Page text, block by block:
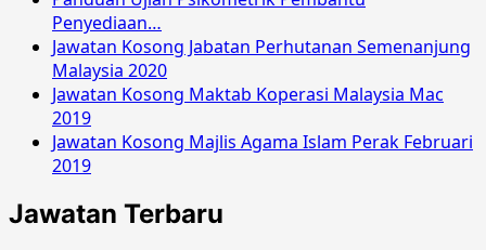
Penyediaan…
Jawatan Kosong Jabatan Perhutanan Semenanjung
Malaysia 2020
Jawatan Kosong Maktab Koperasi Malaysia Mac
2019
Jawatan Kosong Majlis Agama Islam Perak Februari
2019
Jawatan Terbaru